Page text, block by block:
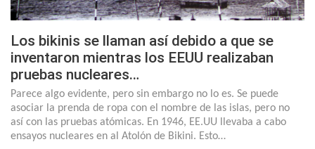
Los bikinis se llaman así debido a que se
inventaron mientras los EEUU realizaban
pruebas nucleares…
Parece algo evidente, pero sin embargo no lo es. Se puede
asociar la prenda de ropa con el nombre de las islas, pero no
así con las pruebas atómicas. En 1946, EE.UU llevaba a cabo
ensayos nucleares en al Atolón de Bikini. Esto…